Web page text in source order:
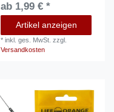
ab 1,99 € *
Artikel anzeigen
*inkl. ges. MwSt. zzgl.
Versandkosten